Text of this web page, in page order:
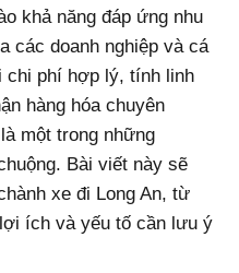
khả năng đáp ứng nhu
các doanh nghiệp và cá
chi phí hợp lý, tính linh
hàng hóa chuyên
một trong những
Bài viết này sẽ
xe đi Long An, từ
ích và yếu tố cần lưu ý